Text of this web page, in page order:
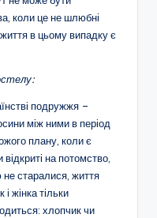
коли це не шлюбні
в цьому випадку є
подружжя –
між ними в період
плану, коли є
на потомство,
не старалися, життя
жінка тільки
хлопчик чи